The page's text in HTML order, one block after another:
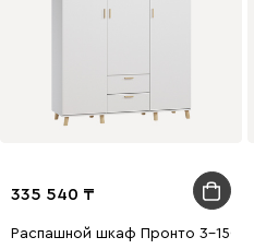
335 540
Распашной шкаф Пронто 3-